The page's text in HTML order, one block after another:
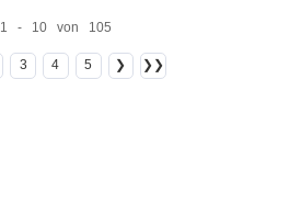
1 - 10 von 105
3 4 5 ❯ ❯❯